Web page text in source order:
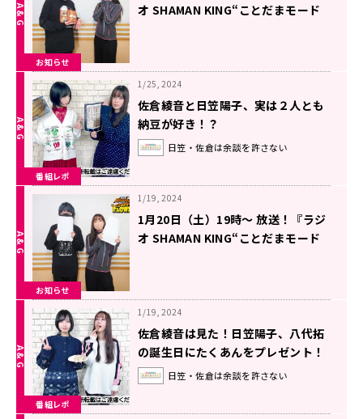
お知らせ
オ SHAMAN KING“ことだまモード
番組レポ
1/25, 2024
佐倉綾音と日笠陽子、実は２人とも
納豆が好き！？
日笠・佐倉は余談を許さない
お知らせ
1/19, 2024
1月20日（土）19時～ 放送！『ラジ
オ SHAMAN KING“ことだまモード
番組レポ
1/19, 2024
佐倉綾音は見た！日笠陽子、八代拓
の誕生日にたくあんをプレゼント！
日笠・佐倉は余談を許さない